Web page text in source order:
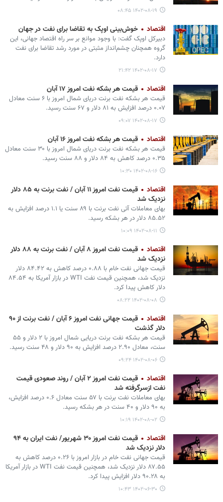
۱۴۰۲-۰۸-۱۹ ۰۸:۴۵
اقتصاد خوش‌بینی اوپک به تقاضا برای نفت در جهان
دبیرکل اوپک گفت: با وجود موانع بر سر راه اقتصاد جهانی، این
گروه همچنان چشم‌انداز مثبتی در مورد رشد تقاضا برای نفت
دارد.
۱۴۰۲-۰۸-۱۷ ۲۱:۴۲
اقتصاد قیمت هر بشکه نفت امروز ۱۷ آبان
قیمت هر بشکه نفت برنت دریای شمال امروز با ۶ سنت معادل
۰.۰۷ درصد افزایش به ۸۱ دلار و ۶۷ سنت رسید.
۱۴۰۲-۰۸-۱۷ ۰۹:۰۷
اقتصاد قیمت هر بشکه نفت امروز ۱۶ آبان
قیمت هر بشکه نفت برنت دریای شمال امروز با ۳۰ سنت معادل
۰.۳۵ درصد کاهش به ۸۴ دلار و ۸۸ سنت رسید.
۱۴۰۲-۰۸-۱۶ ۱۰:۳۰
اقتصاد
قیمت نفت امروز ۱۱ آبان / نفت برنت به ۸۵ دلار
نزدیک شد
بهای معاملات آتی نفت برنت با ۸۹ سنت یا ۱.۱ درصد افزایش به
۸۵.۵۲ دلار در هر بشکه رسید.
۱۴۰۲-۰۸-۱۱ ۱۰:۰۹
اقتصاد
قیمت نفت امروز ۸ آبان / نفت برنت به ۸۸ دلار
نزدیک شد
قیمت جهانی نفت خام با ۰.۸۸ درصد کاهش به ۸۴.۴۲ دلار
نزدیک شد، همچنین قیمت نفت WTI در بازار آمریکا به ۸۴.۵۴
دلار کاهش پیدا کرد.
۱۴۰۲-۰۸-۰۸ ۰۸:۲۲
اقتصاد
قیمت جهانی نفت امروز ۶ آبان / نفت برنت از ۹۰
دلار گذشت
قیمت هر بشکه نفت برنت دریایی شمال امروز با ۲ دلار و ۵۵
سنت، معادل ۲.۹۰ درصد افزایش به ۹۰ دلار و ۴۸ سنت رسید.
۱۴۰۲-۰۸-۰۶ ۰۹:۲۴
اقتصاد
قیمت نفت امروز ۲ آبان / روند صعودی قیمت
نفت ازسرگرفته شد
بهای معاملات نفت برنت با ۵۷ سنت معادل ۰.۶ درصد افزایش،
به ۹۰ دلار و ۴۰ سنت در هر بشکه رسید.
۱۴۰۲-۰۸-۰۲ ۱۰:۱۹
اقتصاد
قیمت نفت امروز ۳۰ شهریور/ نفت ایران به ۹۴
دلار نزدیک شد
قیمت جهانی نفت خام در بازار امروز با ۰.۲۶ درصد کاهش به
۸۷.۵۵ دلار نزدیک شد، همچنین قیمت نفت WTI در بازار آمریکا
به ۹۰.۲۸ دلار افزایش پیدا کرد.
۱۴۰۲-۰۶-۳۰ ۱۰:۴۳